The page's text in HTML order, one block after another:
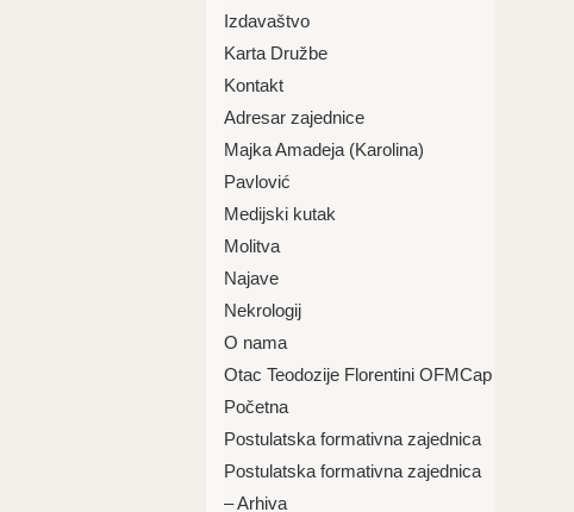
Izdavaštvo
Karta Družbe
Kontakt
Adresar zajednice
Majka Amadeja (Karolina)
Pavlović
Medijski kutak
Molitva
Najave
Nekrologij
O nama
Otac Teodozije Florentini OFMCap
Početna
Postulatska formativna zajednica
Postulatska formativna zajednica
– Arhiva